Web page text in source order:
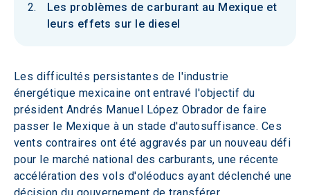
Les problèmes de carburant au Mexique et
leurs effets sur le diesel
Les difficultés persistantes de l'industrie
énergétique mexicaine ont entravé l'objectif du
président Andrés Manuel López Obrador de faire
passer le Mexique à un stade d'autosuffisance. Ces
vents contraires ont été aggravés par un nouveau défi
pour le marché national des carburants, une récente
accélération des vols d'oléoducs ayant déclenché une